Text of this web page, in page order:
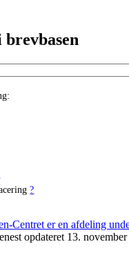
brevbasen
?
opdateret 13.